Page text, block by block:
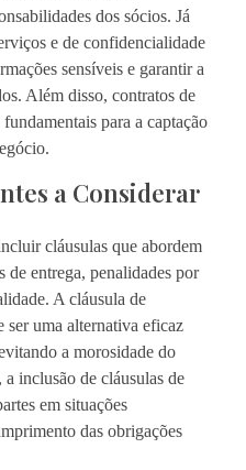
dos sócios. Já
e de confidencialidade
sensíveis e garantir a
Além disso, contratos de
para a captação
a Considerar
cláusulas que abordem
de entrega, penalidades por
A cláusula de
ser uma alternativa eficaz
a morosidade do
inclusão de cláusulas de
em situações
das obrigações